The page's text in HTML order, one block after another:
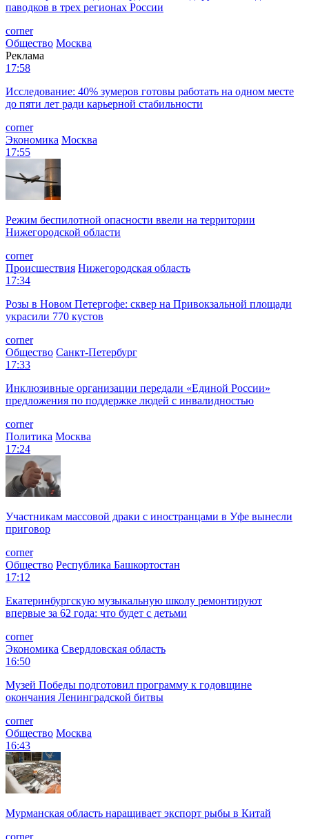
паводков в трех регионах России
corner
Общество Москва
Реклама
17:58
Исследование: 40% зумеров готовы работать на одном месте
до пяти лет ради карьерной стабильности
corner
Экономика Москва
17:55
Режим беспилотной опасности ввели на территории
Нижегородской области
corner
Происшествия Нижегородская область
17:34
Розы в Новом Петергофе: сквер на Привокзальной площади
украсили 770 кустов
corner
Общество Санкт-Петербург
17:33
Инклюзивные организации передали «Единой России»
предложения по поддержке людей с инвалидностью
corner
Политика Москва
17:24
Участникам массовой драки с иностранцами в Уфе вынесли
приговор
corner
Общество Республика Башкортостан
17:12
Екатеринбургскую музыкальную школу ремонтируют
впервые за 62 года: что будет с детьми
corner
Экономика Свердловская область
16:50
Музей Победы подготовил программу к годовщине
окончания Ленинградской битвы
corner
Общество Москва
16:43
Мурманская область наращивает экспорт рыбы в Китай
corner